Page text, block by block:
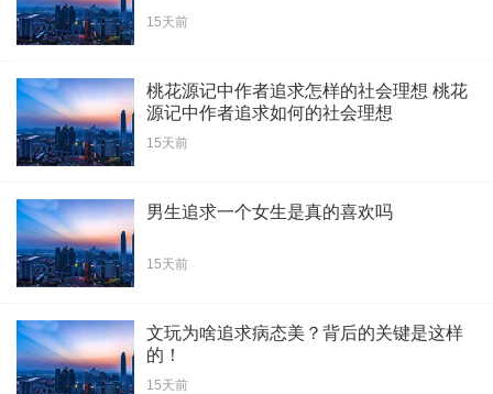
15天前
桃花源记中作者追求怎样的社会理想 桃花
源记中作者追求如何的社会理想
15天前
男生追求一个女生是真的喜欢吗
15天前
文玩为啥追求病态美？背后的关键是这样
的！
15天前